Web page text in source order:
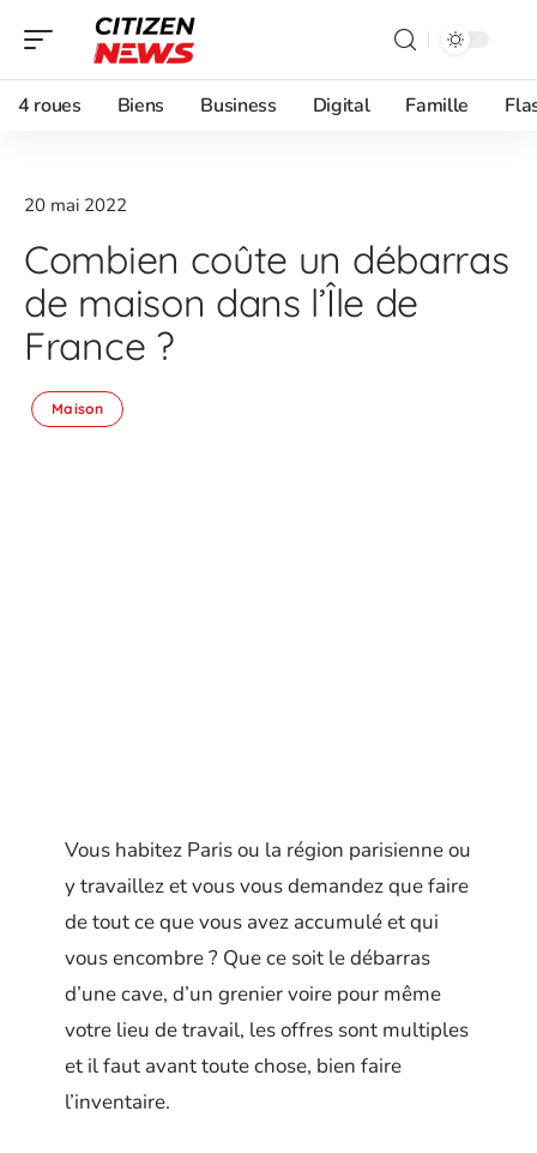
4 roues Biens Business Digital Famille
20 mai 2022
Combien coûte un débarras
de maison dans l’Île de
France ?
Maison
Vous habitez Paris ou la région parisienne ou
y travaillez et vous vous demandez que faire
de tout ce que vous avez accumulé et qui
vous encombre ? Que ce soit le débarras
d’une cave, d’un grenier voire pour même
votre lieu de travail, les offres sont multiples
et il faut avant toute chose, bien faire
l’inventaire.